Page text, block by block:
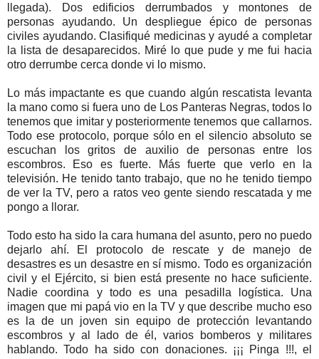
llegada). Dos edificios derrumbados y montones de
personas ayudando. Un despliegue épico de personas
civiles ayudando. Clasifiqué medicinas y ayudé a completar
la lista de desaparecidos. Miré lo que pude y me fui hacia
otro derrumbe cerca donde vi lo mismo.
Lo más impactante es que cuando algún rescatista levanta
la mano como si fuera uno de Los Panteras Negras, todos lo
tenemos que imitar y posteriormente tenemos que callarnos.
Todo ese protocolo, porque sólo en el silencio absoluto se
escuchan los gritos de auxilio de personas entre los
escombros. Eso es fuerte. Más fuerte que verlo en la
televisión. He tenido tanto trabajo, que no he tenido tiempo
de ver la TV, pero a ratos veo gente siendo rescatada y me
pongo a llorar.
Todo esto ha sido la cara humana del asunto, pero no puedo
dejarlo ahí. El protocolo de rescate y de manejo de
desastres es un desastre en sí mismo. Todo es organización
civil y el Ejército, si bien está presente no hace suficiente.
Nadie coordina y todo es una pesadilla logística. Una
imagen que mi papá vio en la TV y que describe mucho eso
es la de un joven sin equipo de protección levantando
escombros y al lado de él, varios bomberos y militares
hablando. Todo ha sido con donaciones. ¡¡¡ Pinga !!!, el